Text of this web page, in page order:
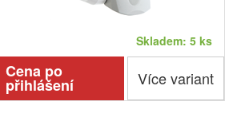
Skladem: 5 ks
Cena po
přihlášení Více variant